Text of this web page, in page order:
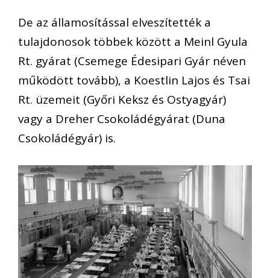
De az államosítással elveszítették a
tulajdonosok többek között a Meinl Gyula
Rt. gyárat (Csemege Édesipari Gyár néven
működött tovább), a Koestlin Lajos és Tsai
Rt. üzemeit (Győri Keksz és Ostyagyár)
vagy a Dreher Csokoládégyárat (Duna
Csokoládégyár) is.